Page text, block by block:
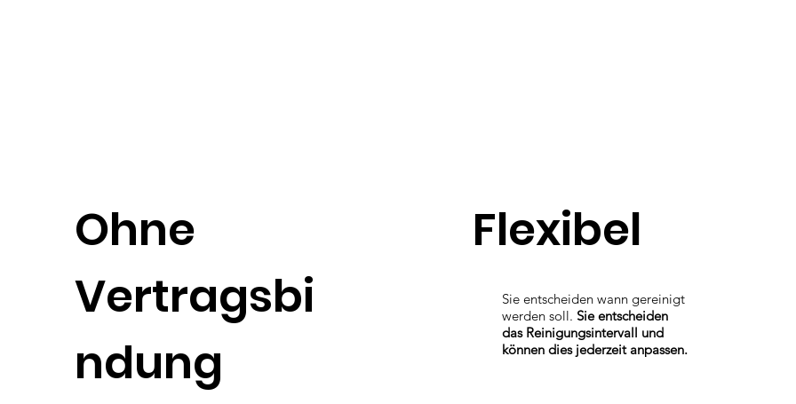
Ohne
Vertragsbi
ndung
Flexibel
Sie entscheiden wann gereinigt
werden soll.Sie entscheiden
das Reinigungsintervall und
können dies jederzeit anpassen.